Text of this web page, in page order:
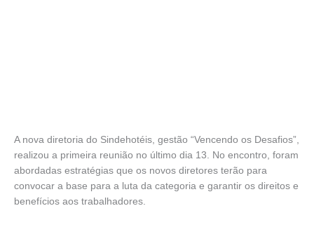
A nova diretoria do Sindehotéis, gestão “Vencendo os Desafios”,
realizou a primeira reunião no último dia 13. No encontro, foram
abordadas estratégias que os novos diretores terão para
convocar a base para a luta da categoria e garantir os direitos e
benefícios aos trabalhadores.